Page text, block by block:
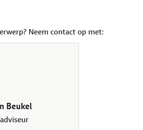
Neem contact op met:
Beukel